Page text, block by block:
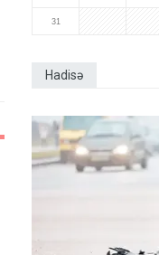
31
Hadisə